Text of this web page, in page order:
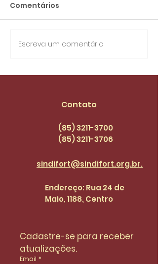
Novo horário de
funcionamento
Comentários
Escreva um comentário
Contato
(85) 3211-3700
(85) 3211-3706
sindifort@sindifort.org.br.
Endereço: Rua 24 de
Maio, 1188, Centro
Cadastre-se para receber
atualizações.
Email *